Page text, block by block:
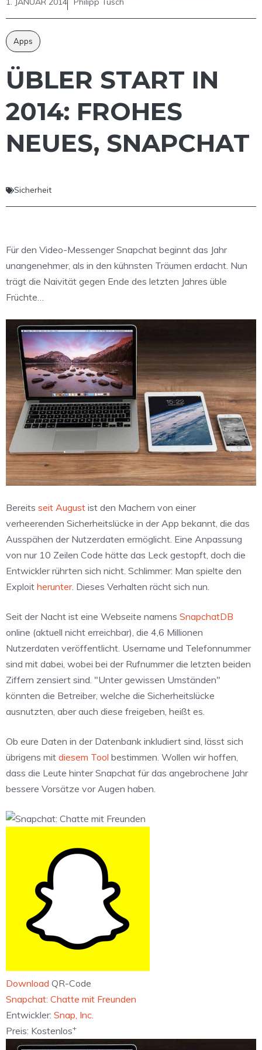
Apps
ÜBLER START IN
2014: FROHES
NEUES, SNAPCHAT
Sicherheit
Für den Video-Messenger Snapchat beginnt das Jahr
unangenehmer, als in den kühnsten Träumen erdacht. Nun
trägt die Naivität gegen Ende des letzten Jahres üble
Früchte…
Bereits seit August ist den Machern von einer
verheerenden Sicherheitslücke in der App bekannt, die das
Ausspähen der Nutzerdaten ermöglicht. Eine Anpassung
von nur 10 Zeilen Code hätte das Leck gestopft, doch die
Entwickler rührten sich nicht. Schlimmer: Man spielte den
Exploit herunter. Dieses Verhalten rächt sich nun.
Seit der Nacht ist eine Webseite namens SnapchatDB
online (aktuell nicht erreichbar), die 4,6 Millionen
Nutzerdaten veröffentlicht. Username und Telefonnummer
sind mit dabei, wobei bei der Rufnummer die letzten beiden
Ziffern zensiert sind. "Unter gewissen Umständen"
könnten die Betreiber, welche die Sicherheitslücke
ausnutzten, aber auch diese freigeben, heißt es.
Ob eure Daten in der Datenbank inkludiert sind, lässt sich
übrigens mit diesem Tool bestimmen. Wollen wir hoffen,
dass die Leute hinter Snapchat für das angebrochene Jahr
bessere Vorsätze vor Augen haben.
Download QR-Code
‎Snapchat: Chatte mit Freunden
Entwickler: Snap, Inc.
Preis: Kostenlos+